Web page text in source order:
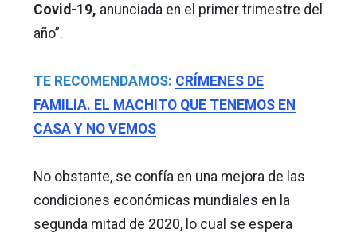
Covid-19, anunciada en el primer trimestre del
año”.
TE RECOMENDAMOS: CRÍMENES DE
FAMILIA. EL MACHITO QUE TENEMOS EN
CASA Y NO VEMOS
No obstante, se confía en una mejora de las
condiciones económicas mundiales en la
segunda mitad de 2020, lo cual se espera